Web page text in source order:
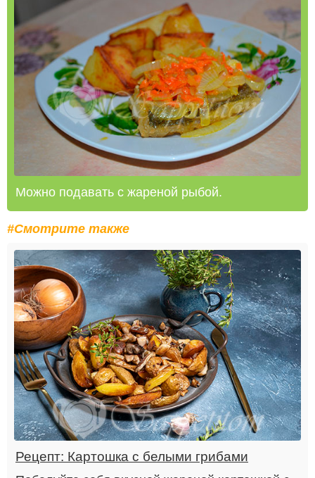
Можно подавать с жареной рыбой.
#Смотрите также
Рецепт: Картошка с белыми грибами